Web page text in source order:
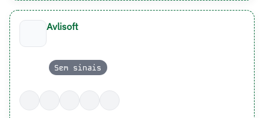
Avlisoft
Sem sinais